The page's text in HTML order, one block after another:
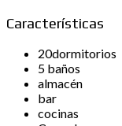
Características
20dormitorios
5 baños
almacén
bar
cocinas